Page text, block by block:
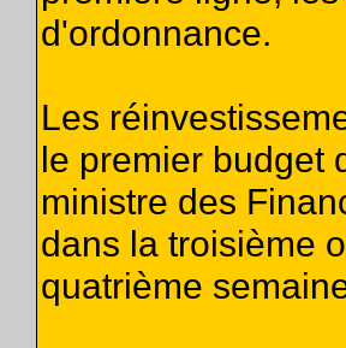
d'ordonnance.
Les
le premier budget
ministre des
dans la troisième
quatrième